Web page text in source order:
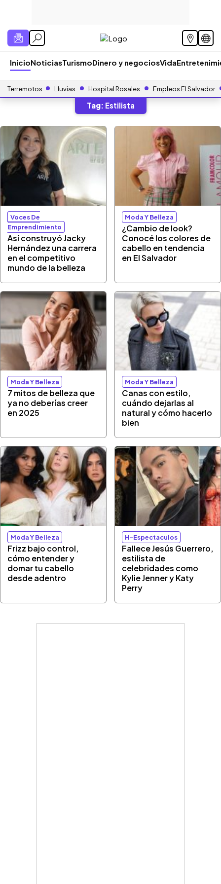
InicioNoticiasTurismoDinero y negociosVida
Terremotos Lluvias Hospital Rosales Empleos El Salvador
Tag: Estilista
Voces De
Emprendimiento
Así construyó Jacky
Hernández una carrera
en el competitivo
mundo de la belleza
Moda Y Belleza
¿Cambio de look?
Conocé los colores de
cabello en tendencia
en El Salvador
Moda Y Belleza
7 mitos de belleza que
ya no deberías creer
en 2025
Moda Y Belleza
Canas con estilo,
cuándo dejarlas al
natural y cómo hacerlo
bien
Moda Y Belleza
Frizz bajo control,
cómo entender y
domar tu cabello
desde adentro
H-Espectaculos
Fallece Jesús Guerrero,
estilista de
celebridades como
Kylie Jenner y Katy
Perry